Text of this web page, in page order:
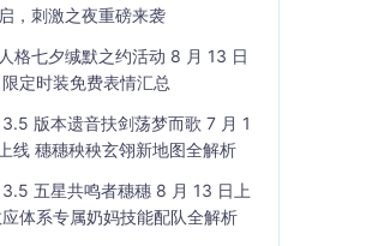
，刺激之夜重磅来袭
格七夕缄默之约活动 8 月 13 日
定时装免费表情汇总
版本遗音扶剑荡梦而歌 7 月 1
线 穗穗秧秧玄翎新地图全解析
五星共鸣者穗穗 8 月 13 日上
体系专属奶妈技能配队全解析